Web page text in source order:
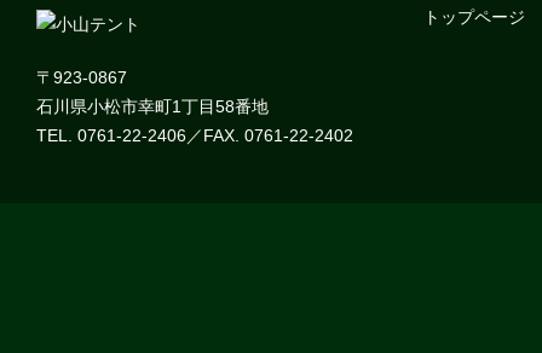
〒923-0867
石川県小松市幸町1丁目58番地
TEL. 0761-22-2406／FAX. 0761-22-2402
トップページ